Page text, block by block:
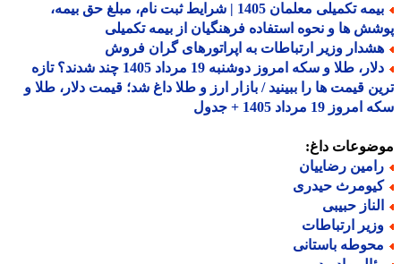
بیمه تکمیلی معلمان 1405 | شرایط ثبت نام، مبلغ حق بیمه،
ها و نحوه استفاده فرهنگیان از بیمه تکمیلی
وزیر ارتباطات به اپراتورهای گران فروش
دلار، طلا و سکه امروز دوشنبه 19 مرداد 1405 چند شدند؟ تازه
قیمت ها را ببینید / بازار ارز و طلا داغ شد؛ قیمت دلار، طلا و
19 مرداد 1405 + جدول
داغ:
رضاییان
حیدری
حبیبی
ارتباطات
باستانی